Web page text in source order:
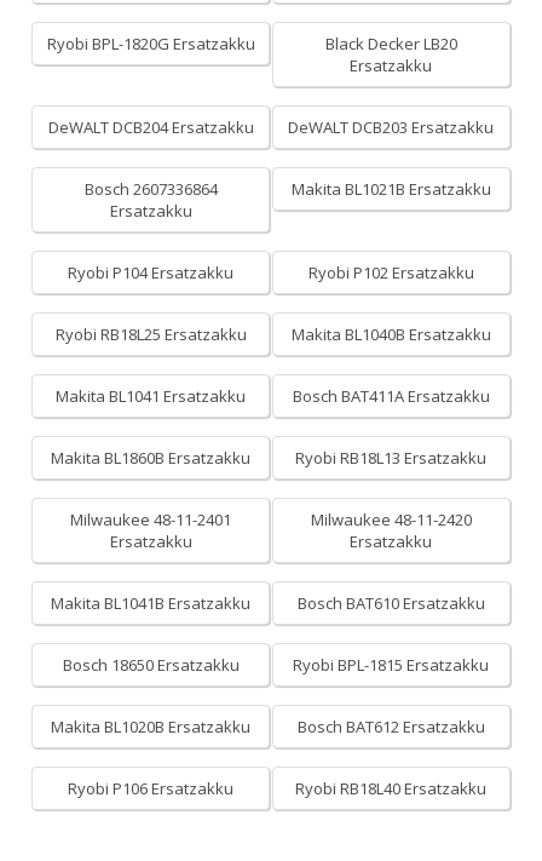
Ryobi BPL-1820G Ersatzakku
Black Decker LB20
Ersatzakku
DeWALT DCB204 Ersatzakku DeWALT DCB203 Ersatzakku
Bosch 2607336864
Ersatzakku
Makita BL1021B Ersatzakku
Ryobi P104 Ersatzakku Ryobi P102 Ersatzakku
Ryobi RB18L25 Ersatzakku Makita BL1040B Ersatzakku
Makita BL1041 Ersatzakku Bosch BAT411A Ersatzakku
Makita BL1860B Ersatzakku Ryobi RB18L13 Ersatzakku
Milwaukee 48-11-2401
Ersatzakku
Milwaukee 48-11-2420
Ersatzakku
Makita BL1041B Ersatzakku Bosch BAT610 Ersatzakku
Bosch 18650 Ersatzakku Ryobi BPL-1815 Ersatzakku
Makita BL1020B Ersatzakku Bosch BAT612 Ersatzakku
Ryobi P106 Ersatzakku Ryobi RB18L40 Ersatzakku